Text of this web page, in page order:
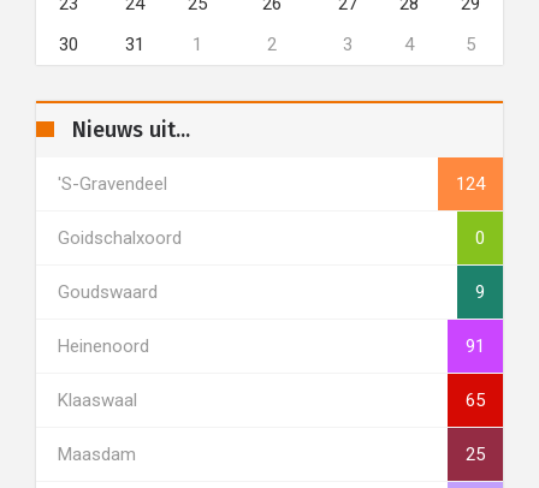
30
31 1 2 3 4 5
Nieuws uit...
's-Gravendeel 124
Goidschalxoord 0
Goudswaard 9
Heinenoord 91
Klaaswaal 65
Maasdam 25